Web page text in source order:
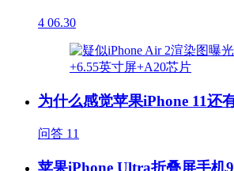
4 06.30
为什么感觉苹果iPhone 11还
问答 11
苹果iPhone Ultra折叠屏手机